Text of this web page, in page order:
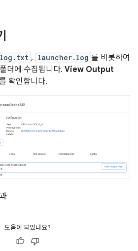
, launcher.log 를 비롯하여
더에 수집됩니다. View Output
확인합니다.
도움이 되었나요?